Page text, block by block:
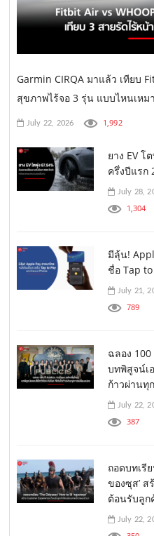
Garmin CIRQA มาแล้ว เทียบ
สุขภาพไร้จอ 3 รุ่น แบบไหนเหม
July 22, 2026 1,992
ยาง EV โ
ครึ่งปีแรก
July 28,
1,304
มีลุ้น!
ชื่อ Tap
July 21,
789
ฉลอง
บทพิสูจน์เ
ก้าวผ่านทุ
July 22,
387
ถอดบทเรี
ของซุส’ ส
ต้อนรับลูก
July 22,